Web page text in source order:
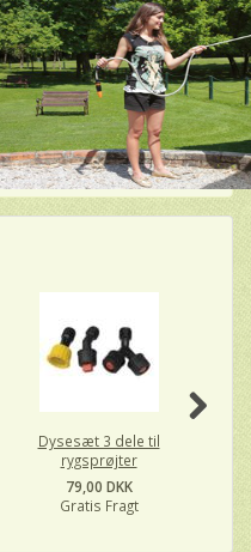
Dysesæt 3 dele til
rygsprøjter
79,00 DKK
Gratis Fragt